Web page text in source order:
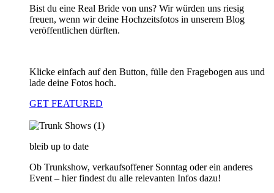
Bist du eine Real Bride von uns? Wir würden uns riesig
freuen, wenn wir deine Hochzeitsfotos in unserem Blog
veröffentlichen dürften.
Klicke einfach auf den Button, fülle den Fragebogen aus und
lade deine Fotos hoch.
GET FEATURED
bleib up to date
Ob Trunkshow, verkaufsoffener Sonntag oder ein anderes
Event – hier findest du alle relevanten Infos dazu!